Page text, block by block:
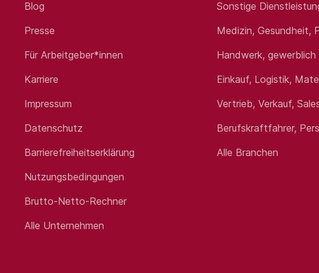
Die Grundlage für Ihren Erfolg ist eine
Baumaschinen- oder Anlagenmechaniker
Idealerweise haben Sie Kenntnisse der
Wichtig ist, dass Sie sich rasch auf neue
unterschiedlichen Tages- und Nachtzeiten.
beim Kunden vor Ort umsetzt.
Wir bieten
Finanzielle Absicherung durch eine
Blog
Presse
Für Arbeitgeber*innen
Karriere
Impressum
Datenschutz
Barrierefreiheitserklärung
Nutzungsbedingungen
Brutto-Netto-Rechner
Alle Unternehmen
Sonstige
Medizin, Gesundheit,
Handwerk,
Einkauf, Logistik,
Vertrieb, Verkauf,
Berufskraftfahrer,
Alle Branchen